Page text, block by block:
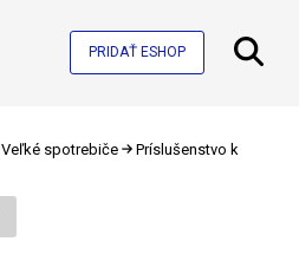
PRIDAŤ ESHOP
Veľké spotrebiče
Príslušenstvo k